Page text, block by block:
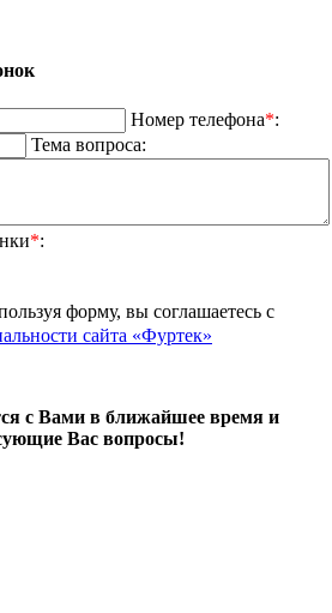
Номер телефона*:
Тема вопроса:
*:
форму, вы соглашаетесь с
сайта «Фуртек»
с Вами в ближайшее время и
Вас вопросы!